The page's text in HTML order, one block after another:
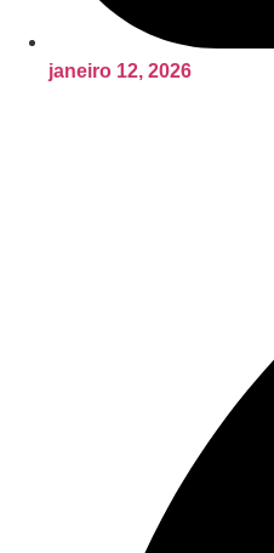
janeiro 12, 2026